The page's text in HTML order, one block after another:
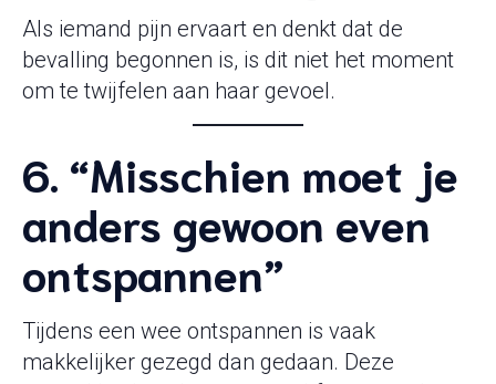
Als iemand pijn ervaart en denkt dat de
bevalling begonnen is, is dit niet het moment
om te twijfelen aan haar gevoel.
6. “Misschien moet je
anders gewoon even
ontspannen”
Tijdens een wee ontspannen is vaak
makkelijker gezegd dan gedaan. Deze